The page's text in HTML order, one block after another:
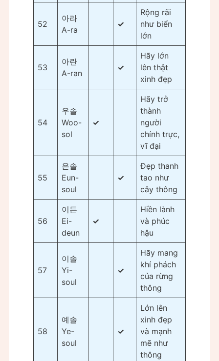
52
아라
A-ra
✓
Rộng rãi
như biển
lớn
53
아란
A-ran
✓
Hãy lớn
lên thật
xinh đẹp
54
우솔
Woo-
sol
✓
Hãy trở
thành
người
chính trực,
vĩ đại
55
은솔
Eun-
soul
✓
Đẹp thanh
tao như
cây thông
56
이든
Ei-
deun
✓
Hiền lành
và phúc
hậu
57
이솔
Yi-
soul
✓
Hãy mang
khí phách
của rừng
thông
58
예솔
Ye-
soul
✓
Lớn lên
xinh đẹp
và mạnh
mẽ như
thông